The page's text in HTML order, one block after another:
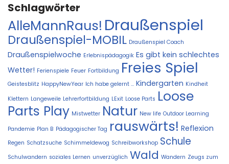
Schlagwörter
AlleMannRaus! Draußenspiel
Draußenspiel-MOBIL Draußenspiel Coach
Draußenspielwoche Erlebnispädagogik Es gibt kein schlechtes
Wetter! Ferienspiele Feuer Fortbildung Freies Spiel
Geistesblitz HappyNewYear Ich habe gelernt ... Kindergarten Kindheit
Klettern Langeweile Lehrerfortbildung LExit Loose Parts Loose
Parts Play Mistwetter Natur New life Outdoor Learning
Pandemie Plan B Pädagogischer Tag rauswärts! Reflexion
Regen Schatzsuche Schimmeldewog Schreibworkshop Schule
Schulwandern soziales Lernen unverzüglich Wald Wandern Zeugs zum